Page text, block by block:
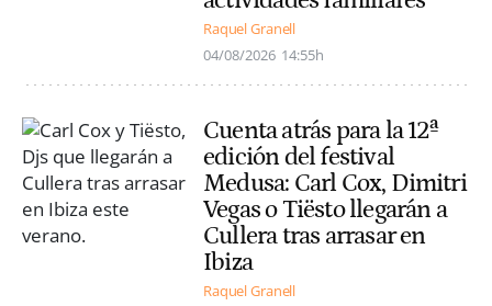
Raquel Granell
04/08/2026 14:55h
Cuenta atrás para la 12ª
edición del festival
Medusa: Carl Cox, Dimitri
Vegas o Tiësto llegarán a
Cullera tras arrasar en
Ibiza
Raquel Granell